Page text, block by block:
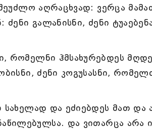
შეუძლო აღრაცხვად: ვერცა
ძენი გალანისნი, ძენი
რომელნი ჰმსახურებდეს
ძენი კოგუსასნი,
და ეძიებდეს მათ და
და ვითარცა არა